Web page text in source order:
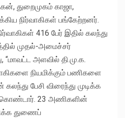
துறைமுகம் காஜா,
நிர்வாகிகள் பங்கேற்றனர்.
416 பேர் இதில் கலந்து
முதல்-அமைச்சர்
“மாவட்ட அளவில் தி.மு.க.
நியமிக்கும் பணிகளை
பேசி விரைந்து முடிக்க
23 அணிகளின்
துணைப்